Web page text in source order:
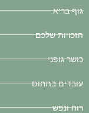
גוף בריא
הזכויות שלכם
כושר גופני
עובדים בתחום
רוח ונפש